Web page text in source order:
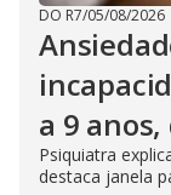
DO R7/05/08/2026
a 9
Psiquiatra
destaca janela